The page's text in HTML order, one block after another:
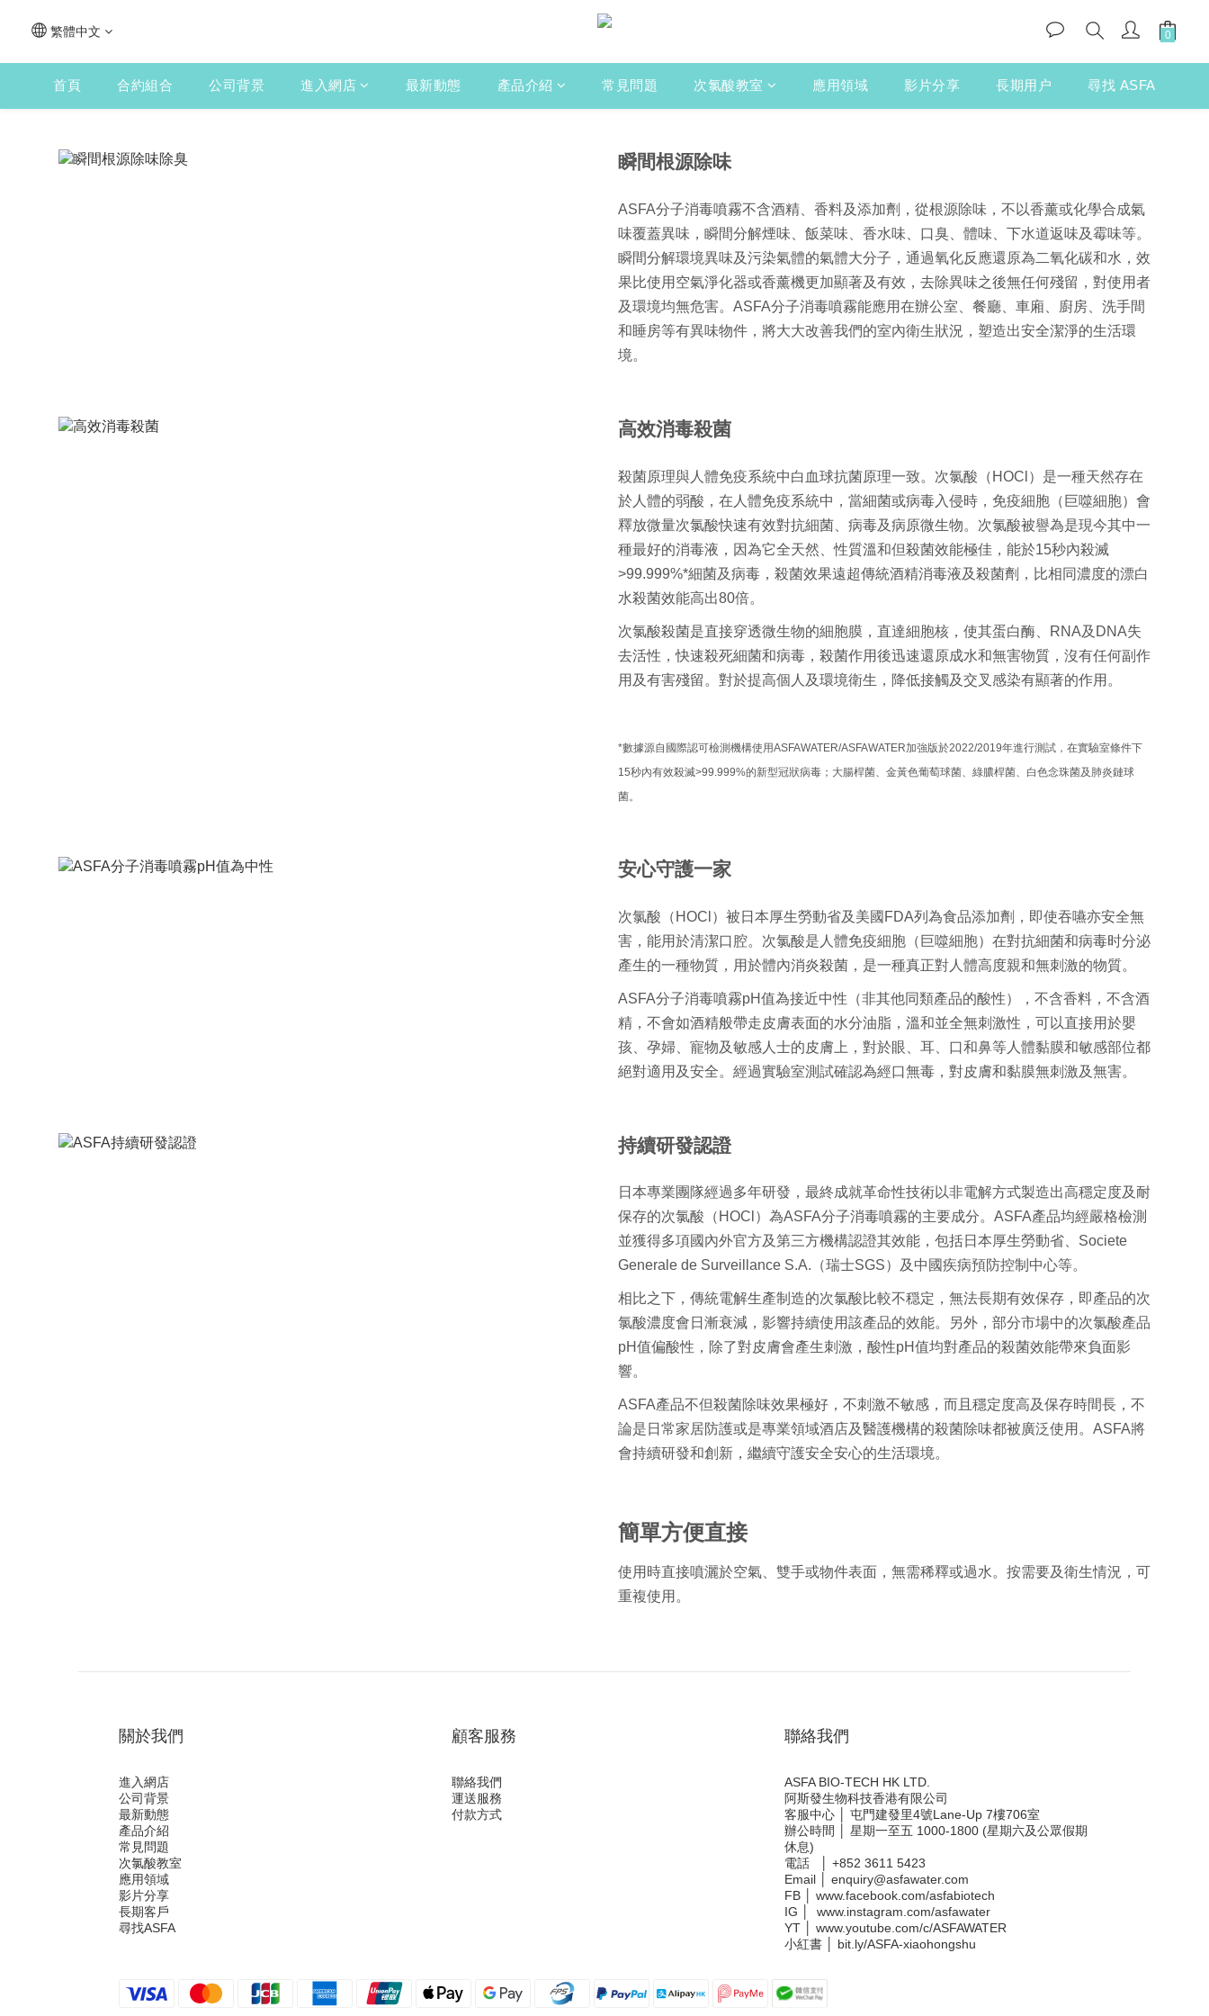
繁體中文
首頁 合約組合 公司背景 進入網店 最新動態 產品介紹 常見問題 次氯酸教室 應用領域 影片分享 長期用户 尋找 ASFA
瞬間根源除味
ASFA分子消毒噴霧不含酒精、香料及添加劑，從根源除味， 不以香薰或化學合成氣
味覆蓋異味，瞬間分解煙味、飯菜味、 香水味、口臭、體味、下水道返味及霉味等。
瞬間分解環境異味及污染氣體的氣體大分子， 通過氧化反應還原為二氧化碳和水， 效
果比使用空氣淨化器或香薰機更加顯著及有效， 去除異味之後無任何殘留，對使用者
及環境均無危害。ASFA分子消毒噴霧能應用在辦公室、餐廳、車廂、廚房、 洗手間
和睡房等有異味物件，將大大改善我們的室內衛生狀況， 塑造出安全潔淨的生活環
境。
高效消毒殺菌
殺菌原理與人體免疫系統中白血球抗菌原理一致。次氯酸 （ HOCl ） 是一種天然存在
於人體的弱酸， 在人體免疫系統中，當細菌或病毒入侵時，免疫細胞（巨噬細胞） 會
釋放微量次氯酸快速有效對抗細菌、病毒及病原微生物。 次氯酸被譽為是現今其中一
種最好的消毒液，因為它全天然、性質溫和但殺菌效能極佳，能於15秒內殺滅
>99.999%*細菌及病毒，殺菌效果遠超傳統酒精消毒液及殺菌劑， 比相同濃度的漂白
水殺菌效能高出80倍。
次氯酸殺菌是直接穿透微生物的細胞膜，直達細胞核，使其蛋白酶、
RNA及DNA失
去活性，快速殺死細菌和病毒， 殺菌作用後迅速還原成水和無害物質，沒有任何副作
用及有害殘留。 對於提高個人及環境衛生，降低接觸及交叉感染有顯著的作用。
*數據源自國際認可檢測機構使用ASFAWATER/ASFAWATER加強版於2022/2019年進行測試，在實驗室條件下
15秒內有效殺滅>99.999%的新型冠狀病毒；大腸桿菌、金黃色葡萄球菌、綠膿桿菌、白色念珠菌及肺炎鏈球
菌。
安心守護一家
次氯酸 （ HOCl ） 被日本厚生勞動省及美國FDA列為食品添加劑，即使吞嚥亦安全無
害，能用於清潔口腔。 次氯酸是人體免疫細胞（巨噬細胞） 在對抗細菌和病毒时分泌
產生的一種物質，用於體內消炎殺菌， 是一種真正對人體高度親和無刺激的物質。
ASFA分子消毒噴霧pH值為接近中性（非其他同類產品的酸性）
，不含香料，不含酒
精， 不會如酒精般帶走皮膚表面的水分油脂 ，溫和並全無刺激性，可以直接用於嬰
孩、孕婦、 寵物及敏感人士的皮膚上，對於眼、耳、 口和鼻等人體黏膜和敏感部位都
絕對適用及安全。 經過實驗室測試確認為經口無毒， 對皮膚和黏膜無刺激及無害。
持續研發認證
日本專業團隊經過多年研發， 最終成就革命性技術以非電解方式製造出高穩定度及耐
保存的次氯酸 （HOCl）為ASFA分子消毒噴霧的主要成分。ASFA產品均經嚴格檢測
並獲得多項國內外官方及第三方機構認證其效能， 包括日本厚生勞動省、Societe
Generale de Surveillance S.A.（瑞士SGS）及中國疾病預防控制中心等。
相比之下，傳統電解生產制造的次氯酸比較不穏定， 無法長期有效保存，即產品的次
氯酸濃度會日漸衰減， 影響持續使用該產品的效能。另外，部分市場中的次氯酸產品
pH值偏酸性，除了對皮膚會產生刺激，酸性pH值均對產品的殺菌效能帶來負面影
響。
ASFA產品不但殺菌除味效果極好，不刺激不敏感， 而且穩定度高及保存時間長， 不
論是日常家居防護或是專業領域酒店及醫護機構的殺菌除味都被廣泛使用。ASFA將
會持續研發和創新， 繼續守護安全安心的生活環境。
簡單方便直接
使用時直接噴灑於空氣、雙手或物件表面，無需稀釋或過水。按需要及衛生情況，可
重複使用。
關於我們
進入網店
公司背景
最新動態
產品介紹
常見問題
次氯酸教室
應用領域
影片分享
長期客戶
尋找ASFA
顧客服務
聯絡我們
運送服務
付款方式
聯絡我們
ASFA BIO-TECH HK LTD.
阿斯發生物科技香港有限公司
客服中心 │ 屯門建發里4號Lane-Up 7樓706室
辦公時間 │ 星期一至五 1000-1800 (星期六及公眾假期
休息)
電話 │ +852 3611 5423
Email │ enquiry@asfawater.com
FB │ www.facebook.com/asfabiotech
IG │ www.instagram.com/asfawater
YT │ www.youtube.com/c/ASFAWATER
小紅書 │ bit.ly/ASFA-xiaohongshu